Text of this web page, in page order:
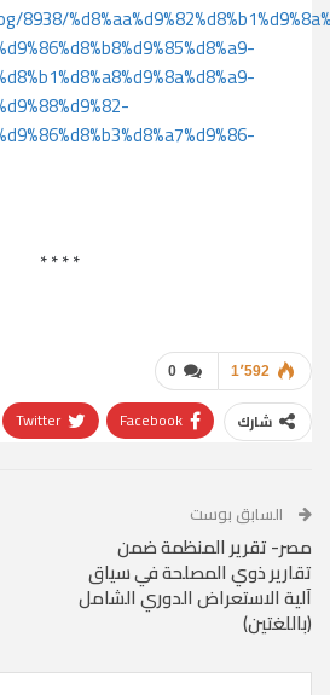
* * * *
0 1٬592
شارك Facebook
Twitter
السابق بوست
مصر- تقرير المنظمة ضمن
تقارير ذوي المصلحة في سياق
آلية الاستعراض الدوري الشامل
(باللغتين)